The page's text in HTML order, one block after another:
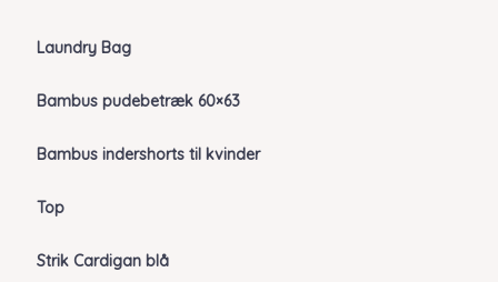
Laundry Bag
Bambus pudebetræk 60×63
Bambus indershorts til kvinder
Top
Strik Cardigan blå